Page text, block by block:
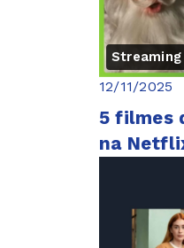
Streaming
12/11/2025
5 filmes
na